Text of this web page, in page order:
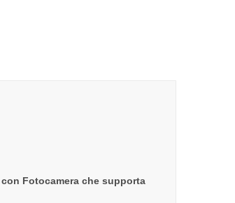
Fotocamera che supporta